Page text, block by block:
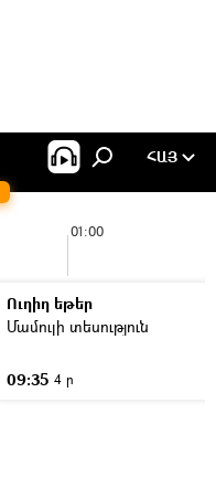
ՀԱՅ
01:00
Ուղիղ եթեր
Մամուլի տեսություն
09:35 4 ր